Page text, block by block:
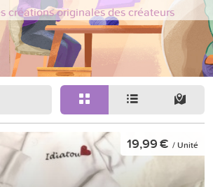
créations originales des créateurs
19,99 € / Unité